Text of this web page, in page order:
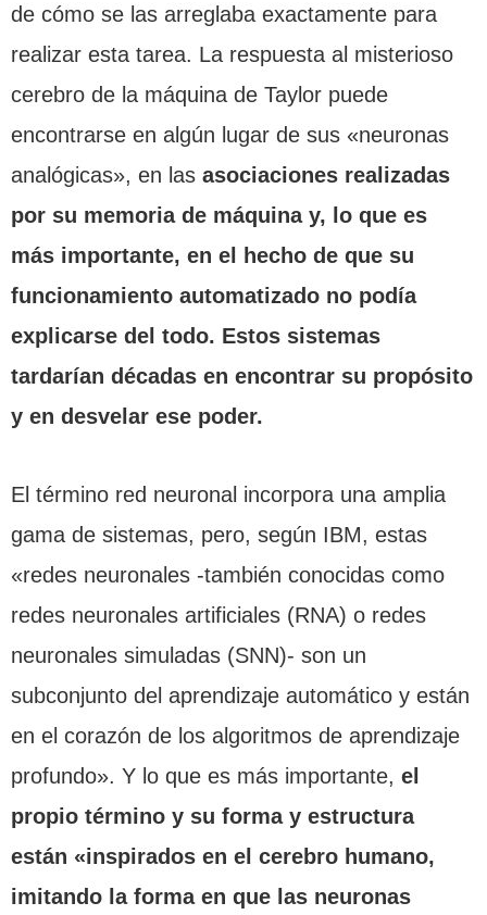
de cómo se las arreglaba exactamente para
realizar esta tarea. La respuesta al misterioso
cerebro de la máquina de Taylor puede
encontrarse en algún lugar de sus «neuronas
analógicas», en las asociaciones realizadas
por su memoria de máquina y, lo que es
más importante, en el hecho de que su
funcionamiento automatizado no podía
explicarse del todo. Estos sistemas
tardarían décadas en encontrar su propósito
y en desvelar ese poder.
El término red neuronal incorpora una amplia
gama de sistemas, pero, según IBM, estas
«redes neuronales -también conocidas como
redes neuronales artificiales (RNA) o redes
neuronales simuladas (SNN)- son un
subconjunto del aprendizaje automático y están
en el corazón de los algoritmos de aprendizaje
profundo». Y lo que es más importante, el
propio término y su forma y estructura
están «inspirados en el cerebro humano,
imitando la forma en que las neuronas